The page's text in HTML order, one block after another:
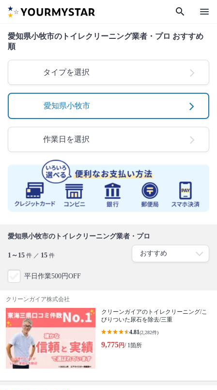
search menu
愛知県小牧市のトイレクリーニング業者・プロ おすすめ
順
タイプを選択
愛知県小牧市
作業日を選択
愛知県小牧市のトイレクリーニング業者・プロ
1～15 件 ／ 15 件
平日作業500円OFF
クリーンガイア株式会社
クリーンガイアのトイレクリーニング/こ
びりついた尿石を除去/三重
4.81(2,282件)
9,775円/ 1箇所